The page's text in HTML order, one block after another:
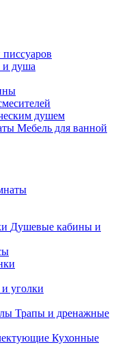
и душа
душем
Мебель для ванной
Душевые кабины и
уголки
Трапы и дренажные
Кухонные